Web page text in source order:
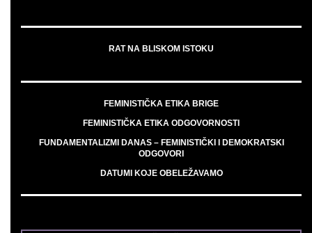
RAT NA BLISKOM ISTOKU
FEMINISTIČKA ETIKA BRIGE
FEMINISTIČKA ETIKA ODGOVORNOSTI
FUNDAMENTALIZMI DANAS – FEMINISTIČKI I DEMOKRATSKI
ODGOVORI
DATUMI KOJE OBELEŽAVAMO